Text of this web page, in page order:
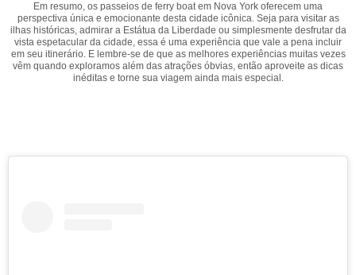
Em resumo, os passeios de ferry boat em Nova York oferecem uma
perspectiva única e emocionante desta cidade icônica. Seja para visitar as
ilhas históricas, admirar a Estátua da Liberdade ou simplesmente desfrutar da
vista espetacular da cidade, essa é uma experiência que vale a pena incluir
em seu itinerário. E lembre-se de que as melhores experiências muitas vezes
vêm quando exploramos além das atrações óbvias, então aproveite as dicas
inéditas e torne sua viagem ainda mais especial.